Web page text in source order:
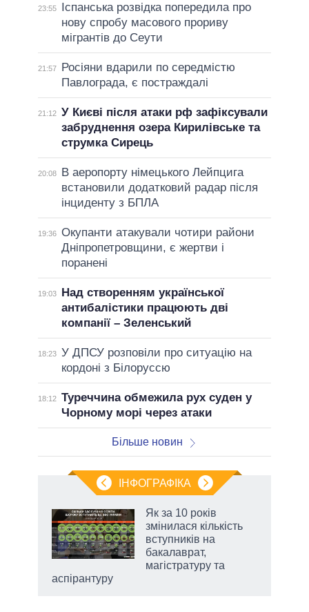
23:55
Іспанська розвідка попередила про
нову спробу масового прориву
мігрантів до Сеути
21:57
Росіяни вдарили по середмістю
Павлограда, є постраждалі
21:12 У Києві після атаки рф зафіксували
забруднення озера Кирилівське та
струмка Сирець
20:08
В аеропорту німецького Лейпцига
встановили додатковий радар після
інциденту з БПЛА
19:36 Окупанти атакували чотири райони
Дніпропетровщини, є жертви і
поранені
19:03
Над створенням української
антибалістики працюють дві
компанії – Зеленський
18:23 У ДПСУ розповіли про ситуацію на
кордоні з Білоруссю
18:12 Туреччина обмежила рух суден у
Чорному морі через атаки
Більше новин
ІНФОГРАФІКА
Як за 10 років
змінилася кількість
вступників на
бакалаврат,
магістратуру та
аспірантуру